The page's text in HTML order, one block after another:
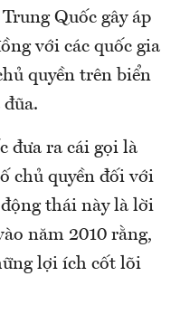
Quốc gây áp
với các quốc gia
quyền trên biển
đưa ra cái gọi là
chủ quyền đối với
thái này là lời
năm 2010 rằng,
lợi ích cốt lõi